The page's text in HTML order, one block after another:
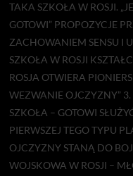
TAKA SZKOŁA W ROSJI.
GOTOWI” PROPOZYCJE
ZACHOWANIEM SENSU I
SZKOŁA W ROSJI
ROSJA OTWIERA
WEZWANIE OJCZYZNY”
SZKOŁA – GOTOWI
PIERWSZEJ TEGO TYPU
OJCZYZNY STANĄ DO
WOJSKOWA W ROSJI –